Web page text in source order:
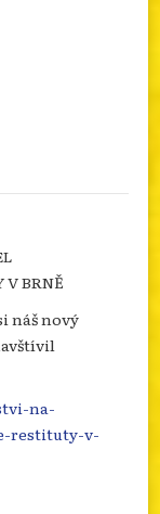
V BRNĚ
náš nový
na-
restituty-v-